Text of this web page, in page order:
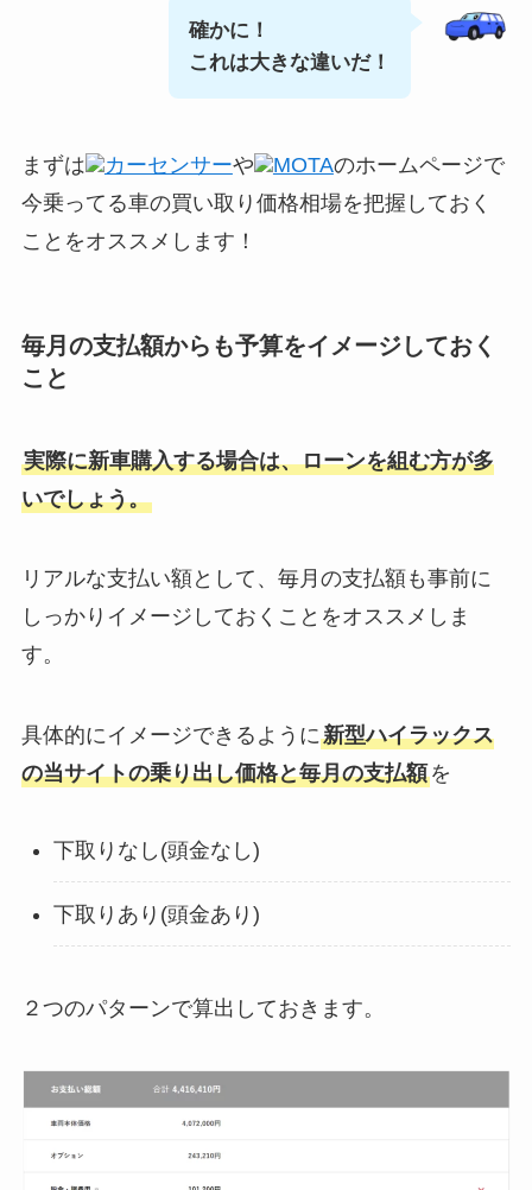
確かに！
これは大きな違いだ！
まずは カーセンサーや MOTAのホームページで
今乗ってる車の買い取り価格相場を把握しておく
ことをオススメします！
毎月の支払額からも予算をイメージしておく
こと
実際に新車購入する場合は、ローンを組む方が多
いでしょう。
リアルな支払い額として、毎月の支払額も事前に
しっかりイメージしておくことをオススメしま
す。
具体的にイメージできるように新型ハイラックス
の当サイトの乗り出し価格と毎月の支払額を
下取りなし(頭金なし)
下取りあり(頭金あり)
２つのパターンで算出しておきます。